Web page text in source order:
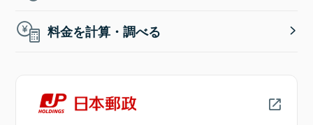
料金を計算・調べる